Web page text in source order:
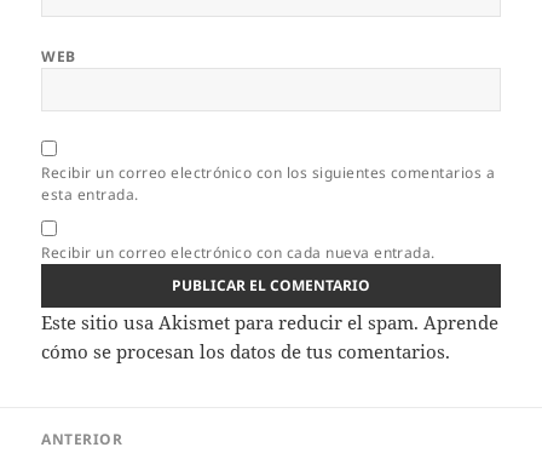
WEB
Recibir un correo electrónico con los siguientes comentarios a
esta entrada.
Recibir un correo electrónico con cada nueva entrada.
Este sitio usa Akismet para reducir el spam. Aprende
cómo se procesan los datos de tus comentarios.
ANTERIOR